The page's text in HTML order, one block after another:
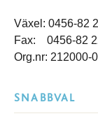
Växel: 0456-82
Fax: 0456-82
Org.nr: 212000-
SNABBVAL